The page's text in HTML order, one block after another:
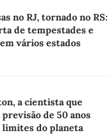
no RJ, tornado no RS:
de tempestades e
vários estados
a cientista que
de 50 anos
limites do planeta